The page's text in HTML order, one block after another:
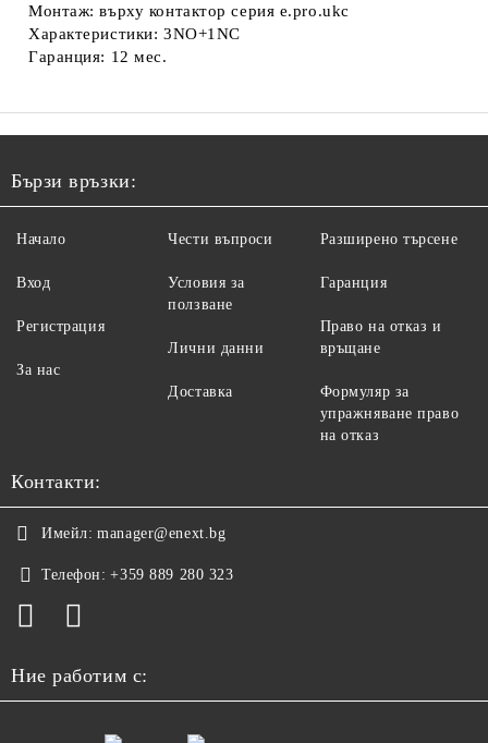
Монтаж: върху контактор серия e.pro.ukc
Характеристики: 3NO+1NC
Гаранция: 12 мес.
Бързи връзки:
Начало
Вход
Регистрация
За нас
Чести въпроси
Условия за
ползване
Лични данни
Доставка
Разширено търсене
Гаранция
Право на отказ и
връщане
Формуляр за
упражняване право
на отказ
Контакти:
Имейл: manager@enext.bg
Телефон: +359 889 280 323
Ние работим с: